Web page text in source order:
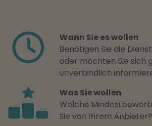
Wann Sie es wollen
Benötigen Sie die
oder möchten Sie sich
unverbindlich
Was Sie wollen
Welche
Sie von Ihrem Anbieter?